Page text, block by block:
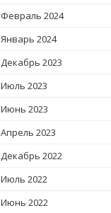
Февраль 2024
Январь 2024
Декабрь 2023
Июль 2023
Июнь 2023
Апрель 2023
Декабрь 2022
Июль 2022
Июнь 2022